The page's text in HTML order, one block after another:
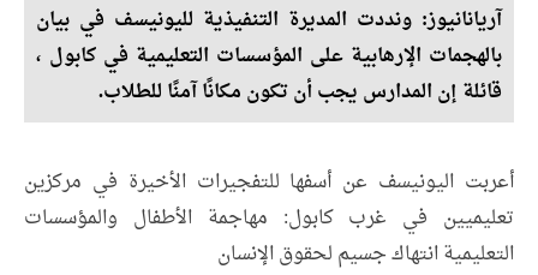
آریانانیوز: ونددت المديرة التنفيذية لليونيسف في بيان
بالهجمات الإرهابية على المؤسسات التعليمية في كابول ،
قائلة إن المدارس يجب أن تكون مكانًا آمنًا للطلاب.
أعربت اليونيسف عن أسفها للتفجيرات الأخيرة في مركزين
تعليميين في غرب كابول: مهاجمة الأطفال والمؤسسات
التعليمية انتهاك جسيم لحقوق الإنسان